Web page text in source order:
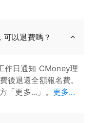
可以退費嗎？
作日通知 CMoney理
後退還全額報名費。
「更多...」。 更多...